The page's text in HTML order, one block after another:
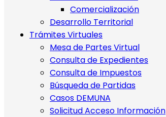
Comercialización
Desarrollo Territorial
Trámites Virtuales
Mesa de Partes Virtual
Consulta de Expedientes
Consulta de Impuestos
Búsqueda de Partidas
Casos DEMUNA
Solicitud Acceso Información